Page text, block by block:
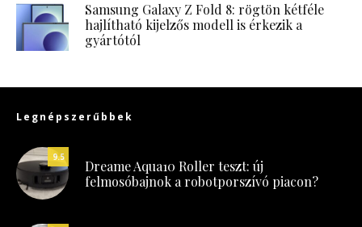
Samsung Galaxy Z Fold 8: rögtön kétféle
hajlítható kijelzős modell is érkezik a
gyártótól
Legnépszerűbbek
9.5
Dreame Aqua10 Roller teszt: új
felmosóbajnok a robotporszívó piacon?